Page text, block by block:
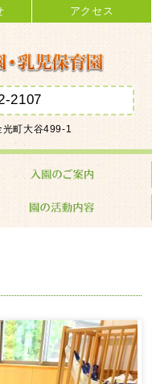
保育園 学校
アクセス
2107
町大谷499-1